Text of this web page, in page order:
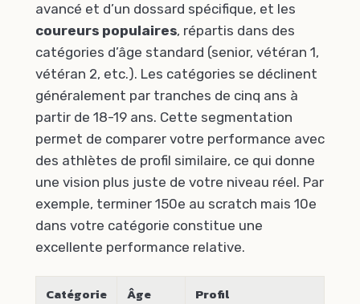
avancé et d’un dossard spécifique, et les
coureurs populaires, répartis dans des
catégories d’âge standard (senior, vétéran 1,
vétéran 2, etc.). Les catégories se déclinent
généralement par tranches de cinq ans à
partir de 18-19 ans. Cette segmentation
permet de comparer votre performance avec
des athlètes de profil similaire, ce qui donne
une vision plus juste de votre niveau réel. Par
exemple, terminer 150e au scratch mais 10e
dans votre catégorie constitue une
excellente performance relative.
Catégorie Âge Profil